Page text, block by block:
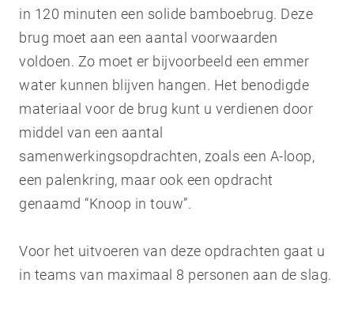
in 120 minuten een solide bamboebrug. Deze
brug moet aan een aantal voorwaarden
voldoen. Zo moet er bijvoorbeeld een emmer
water kunnen blijven hangen. Het benodigde
materiaal voor de brug kunt u verdienen door
middel van een aantal
samenwerkingsopdrachten, zoals een A-loop,
een palenkring, maar ook een opdracht
genaamd “Knoop in touw”.
Voor het uitvoeren van deze opdrachten gaat u
in teams van maximaal 8 personen aan de slag.